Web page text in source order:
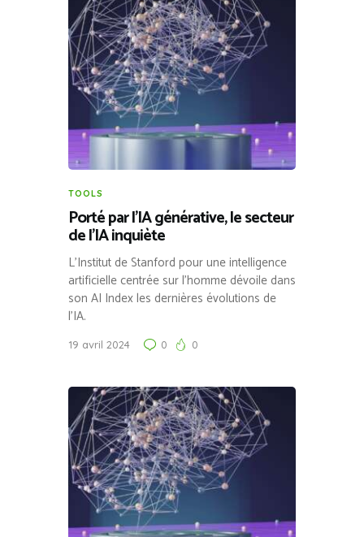
TOOLS
Porté par l’IA générative, le secteur
de l’IA inquiète
L’Institut de Stanford pour une intelligence
artificielle centrée sur l’homme dévoile dans
son AI Index les dernières évolutions de
l’IA.
19 avril 2024 0 0